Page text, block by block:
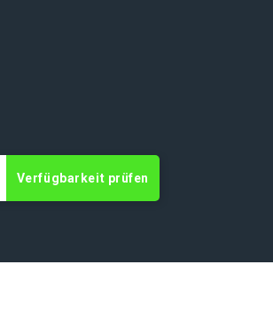
Verfügbarkeit prüfen